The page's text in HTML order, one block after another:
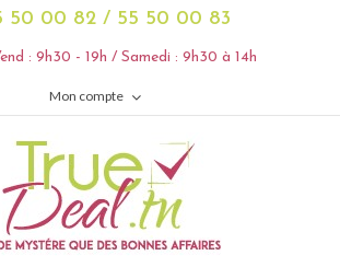
50 00 82 / 55 50 00 83
: 9h30 - 19h / Samedi : 9h30 à 14h
Mon compte